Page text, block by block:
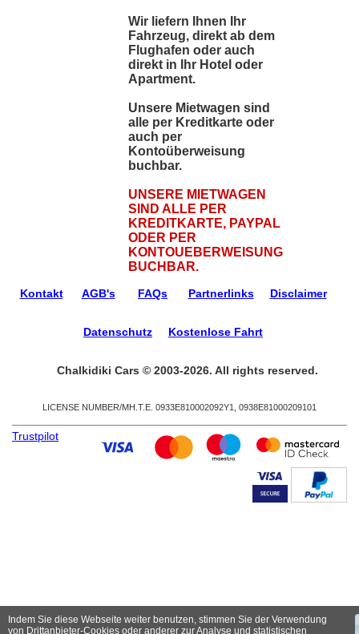
Indem Sie diese Webseite weiter benutzen, stimmen Sie der Verwendung
von Drittanbieter-Cookies oder anderer zur Analyse und statistischen
Wir liefern Ihnen Ihr
Fahrzeug, direkt ab dem
Flughafen oder auch
direkt in Ihr Hotel oder
Apartment.
Unsere Mietwagen sind
alle per Kreditkarte oder
auch per
Kontoüberweisung
buchbar.
UNSERE MIETWAGEN
SIND ALLE PER
KREDITKARTE, PAYPAL
ODER PER
KONTOUEBERWEISUNG
BUCHBAR.
Kontakt AGB's FAQs Partnerlinks Disclaimer
Datenschutz Kostenlose Fahrt
Chalkidiki Cars © 2003-2026. All rights reserved.
LICENSE NUMBER/ΜΗ.Τ.Ε. 0933Ε810002092Υ1, 0938Ε81000209101
Trustpilot